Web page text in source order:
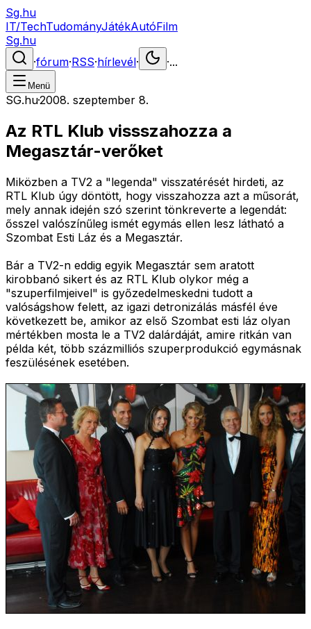
Sg.hu
IT/TechTudományJátékAutóFilm
Sg.hu
·fórum·RSS·hírlevél· ·...
Menü
SG.hu·2008. szeptember 8.
Az RTL Klub vissszahozza a
Megasztár-verőket
Miközben a TV2 a "legenda" visszatérését hirdeti, az
RTL Klub úgy döntött, hogy visszahozza azt a műsorát,
mely annak idején szó szerint tönkreverte a legendát:
ősszel valószínűleg ismét egymás ellen lesz látható a
Szombat Esti Láz és a Megasztár.
Bár a TV2-n eddig egyik Megasztár sem aratott
kirobbanó sikert és az RTL Klub olykor még a
"szuperfilmjeivel" is győzedelmeskedni tudott a
valóságshow felett, az igazi detronizálás másfél éve
következett be, amikor az első Szombat esti láz olyan
mértékben mosta le a TV2 dalárdáját, amire ritkán van
példa két, több százmilliós szuperprodukció egymásnak
feszülésének esetében.